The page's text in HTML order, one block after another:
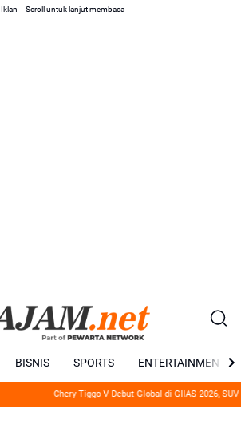
Iklan -- Scroll untuk lanjut membaca
BISNIS SPORTS ENTERTAINMENT
Chery Tiggo V Debut Global di GIIAS 2026, SUV